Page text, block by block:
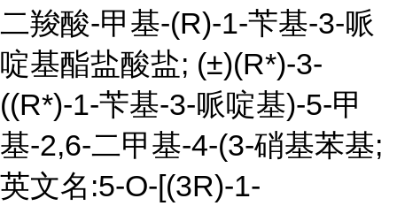
二羧酸-甲基-(R)-1-苄基-3-哌
啶基酯盐酸盐; (±)(R*)-3-
((R*)-1-苄基-3-哌啶基)-5-甲
基-2,6-二甲基-4-(3-硝基苯基;
英文名:5-O-[(3R)-1-